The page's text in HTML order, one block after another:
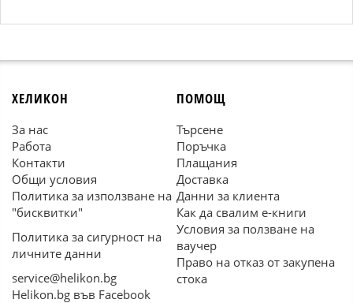
ХЕЛИКОН
За нас
Работа
Контакти
Общи условия
Политика за използване на
"бисквитки"
Политика за сигурност на
личните данни
service@helikon.bg
Helikon.bg във Facebook
ПОМОЩ
Търсене
Поръчка
Плащания
Доставка
Данни за клиента
Как да свалим е-книги
Условия за ползване на
ваучер
Право на отказ от закупена
стока